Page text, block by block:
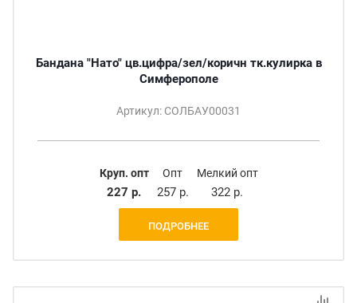
Бандана "Нато" цв.цифра/зел/коричн тк.кулирка в
Симферополе
Артикул: СОЛБАУ00031
Круп. опт
227 р.
Опт
257 р.
Мелкий опт
322 р.
ПОДРОБНЕЕ